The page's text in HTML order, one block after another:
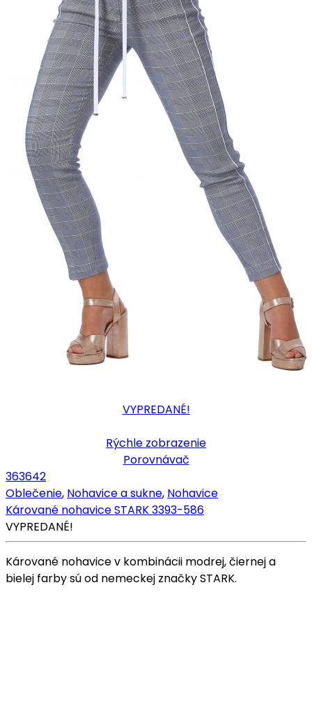
VYPREDANÉ!
Rýchle zobrazenie
Porovnávač
363642
Oblečenie, Nohavice a sukne, Nohavice
Kárované nohavice STARK 3393-586
VYPREDANÉ!
Kárované nohavice v kombinácii modrej, čiernej a
bielej farby sú od nemeckej značky STARK.